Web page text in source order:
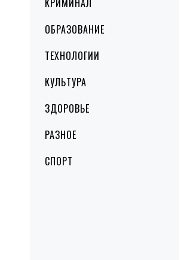
КРИМИНАЛ
ОБРАЗОВАНИЕ
ТЕХНОЛОГИИ
КУЛЬТУРА
ЗДОРОВЬЕ
РАЗНОЕ
СПОРТ